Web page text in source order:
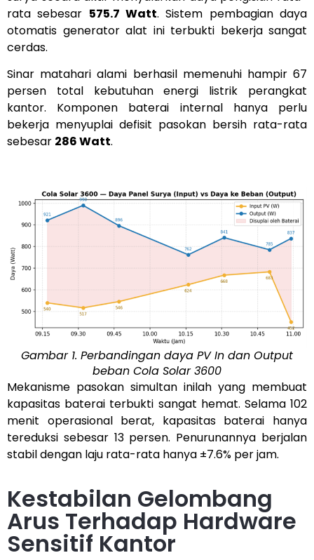
rata sebesar 575.7 Watt. Sistem pembagian daya
otomatis generator alat ini terbukti bekerja sangat
cerdas.
Sinar matahari alami berhasil memenuhi hampir 67
persen total kebutuhan energi listrik perangkat
kantor. Komponen baterai internal hanya perlu
bekerja menyuplai defisit pasokan bersih rata-rata
sebesar 286 Watt.
Gambar 1. Perbandingan daya PV In dan Output
beban Cola Solar 3600
Mekanisme pasokan simultan inilah yang membuat
kapasitas baterai terbukti sangat hemat. Selama 102
menit operasional berat, kapasitas baterai hanya
tereduksi sebesar 13 persen. Penurunannya berjalan
stabil dengan laju rata-rata hanya ±7.6% per jam.
Kestabilan Gelombang
Arus Terhadap Hardware
Sensitif Kantor